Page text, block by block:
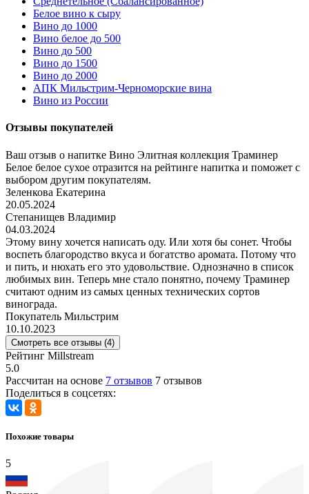
Белое вино к сыру
Вино до 1000
Вино белое до 500
Вино до 500
Вино до 1500
Вино до 2000
АПК Мильстрим-Черноморские вина
Вино из России
Отзывы покупателей
Ваш отзыв о напитке Вино Элитная коллекция Траминер
Белое белое сухое отразится на рейтинге напитка и поможет с
выбором другим покупателям.
Зеленкова Екатерина
20.05.2024
Степанищев Владимир
04.03.2024
Этому вину хочется написать оду. Или хотя бы сонет. Чтобы
воспеть благородство вкуса и богатство аромата. Потому что
и пить, и нюхать его это удовольствие. Однозначно в список
любимых вин. Теперь мне стало понятно, почему Траминер
считают одним из самых ценных технических сортов
винограда.
Покупатель Мильстрим
10.10.2023
Смотреть все отзывы (4)
Рейтинг Millstream
5.0
Рассчитан на основе 7 отзывов 7 отзывов
Поделиться в соцсетях:
Похожие товары
5